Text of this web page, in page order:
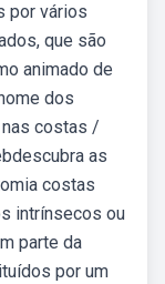
por vários
que são
animado de
dos
costas /
as
costas
intrínsecos ou
parte da
por um